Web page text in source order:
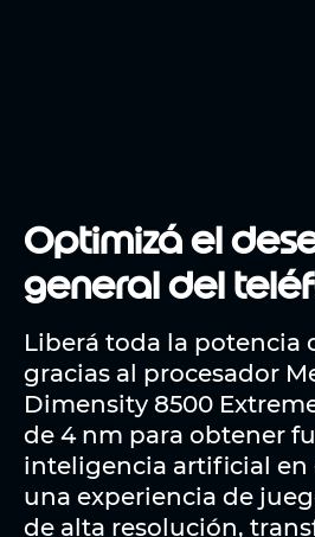
Optimizá el
general del
Liberá toda la potencia
gracias al procesador
Dimensity 8500
de 4 nm para obtener
inteligencia artificial en
una experiencia de
de alta resolución,